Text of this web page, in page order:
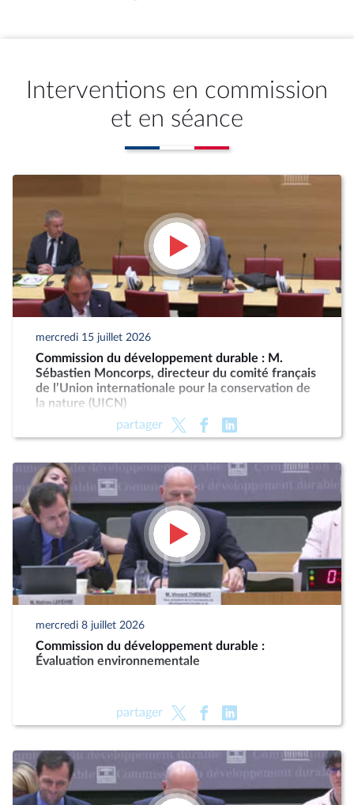
Interventions en commission
et en séance
mercredi 15 juillet 2026
Commission du développement durable : M.
Sébastien Moncorps, directeur du comité français
de l’Union internationale pour la conservation de
la nature (UICN)
partager
mercredi 8 juillet 2026
Commission du développement durable :
Évaluation environnementale
partager